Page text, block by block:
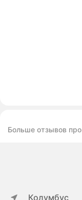
Больше отзывов
Колумбус